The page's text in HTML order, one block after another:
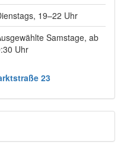
19–22 Uhr
Samstage, ab
Uhr
23